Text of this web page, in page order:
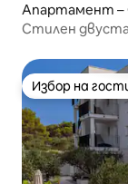
Апартамент –
Стилен
Избор на
Избор на